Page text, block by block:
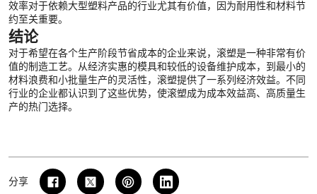
效率对于依赖大型塑料产品的行业尤其有价值，因为耐用性和材料节
约至关重要。
结论
对于希望在各个生产阶段节省成本的企业来说，滚塑是一种非常有价
值的制造工艺。从经济实惠的模具和较低的设备维护成本，到最小的
材料浪费和小批量生产的灵活性，滚塑提供了一系列经济效益。不同
行业的企业都认识到了这些优势，使滚塑成为成本效益高、高质量生
产的热门选择。
分享